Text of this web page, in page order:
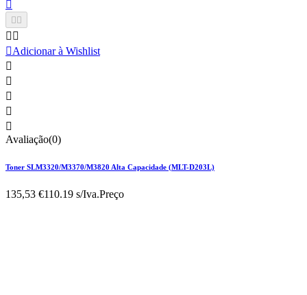

 
 
Adicionar à Wishlist





Avaliação(0)
Toner SLM3320/M3370/M3820 Alta Capacidade (MLT-D203L)
135,53 €110.19 s/Iva.Preço